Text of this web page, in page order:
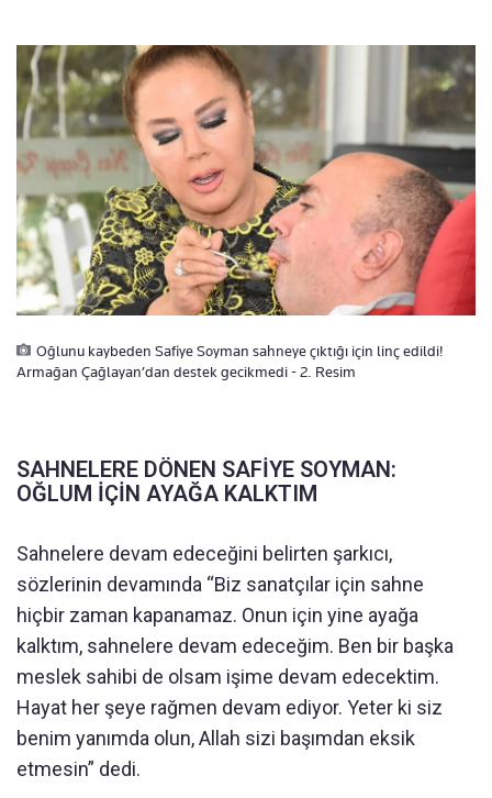
Oğlunu kaybeden Safiye Soyman sahneye çıktığı için linç edildi!
Armağan Çağlayan’dan destek gecikmedi - 2. Resim
SAHNELERE DÖNEN SAFİYE SOYMAN:
OĞLUM İÇİN AYAĞA KALKTIM
Sahnelere devam edeceğini belirten şarkıcı,
sözlerinin devamında “Biz sanatçılar için sahne
hiçbir zaman kapanamaz. Onun için yine ayağa
kalktım, sahnelere devam edeceğim. Ben bir başka
meslek sahibi de olsam işime devam edecektim.
Hayat her şeye rağmen devam ediyor. Yeter ki siz
benim yanımda olun, Allah sizi başımdan eksik
etmesin” dedi.